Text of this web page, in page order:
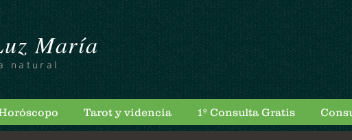
María
natural
Tarot y videncia 1º Consulta Gratis